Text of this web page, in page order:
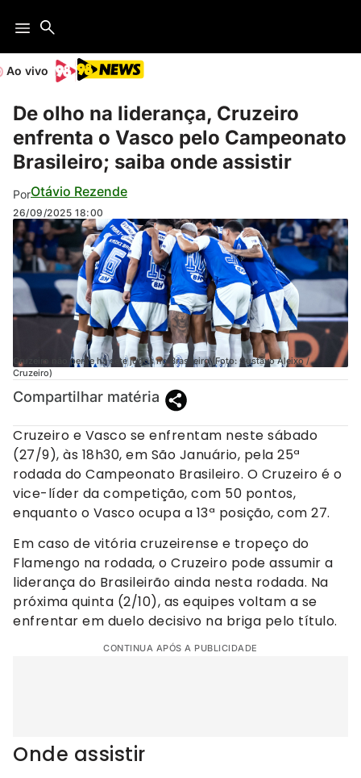
Ao vivo
De olho na liderança, Cruzeiro
enfrenta o Vasco pelo Campeonato
Brasileiro; saiba onde assistir
PorOtávio Rezende
26/09/2025 18:00
Cruzeiro não perde há sete jogos no Brasileiro (Foto: Gustavo Aleixo /
Cruzeiro)
Compartilhar matéria
Cruzeiro e Vasco se enfrentam neste sábado
(27/9), às 18h30, em São Januário, pela 25ª
rodada do Campeonato Brasileiro. O Cruzeiro é o
vice-líder da competição, com 50 pontos,
enquanto o Vasco ocupa a 13ª posição, com 27.
Em caso de vitória cruzeirense e tropeço do
Flamengo na rodada, o Cruzeiro pode assumir a
liderança do Brasileirão ainda nesta rodada. Na
próxima quinta (2/10), as equipes voltam a se
enfrentar em duelo decisivo na briga pelo título.
CONTINUA APÓS A PUBLICIDADE
Onde assistir